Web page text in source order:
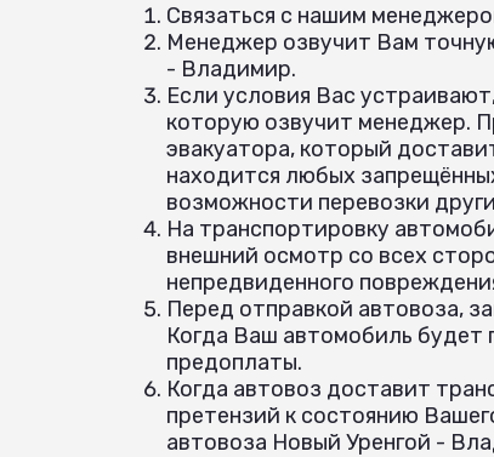
Связаться с нашим
Менеджер озвучит Вам
- Владимир.
Если условия Вас
которую озвучит менеджер.
эвакуатора, который
находится любых
возможности перевозки
На транспортировку
внешний осмотр со всех
непредвиденного
Перед отправкой автовоза,
Когда Ваш автомобиль будет
предоплаты.
Когда автовоз доставит
претензий к состоянию
автовоза Новый Уренгой -